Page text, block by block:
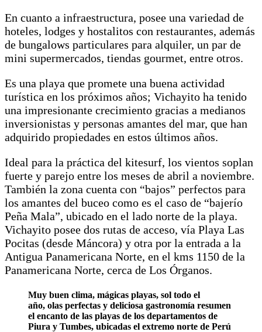
En cuanto a infraestructura, posee una variedad de
hoteles, lodges y hostalitos con restaurantes, además
de bungalows particulares para alquiler, un par de
mini supermercados, tiendas gourmet, entre otros.
Es una playa que promete una buena actividad
turística en los próximos años; Vichayito ha tenido
una impresionante crecimiento gracias a medianos
inversionistas y personas amantes del mar, que han
adquirido propiedades en estos últimos años.
Ideal para la práctica del kitesurf, los vientos soplan
fuerte y parejo entre los meses de abril a noviembre.
También la zona cuenta con “bajos” perfectos para
los amantes del buceo como es el caso de “bajerío
Peña Mala”, ubicado en el lado norte de la playa.
Vichayito posee dos rutas de acceso, vía Playa Las
Pocitas (desde Máncora) y otra por la entrada a la
Antigua Panamericana Norte, en el kms 1150 de la
Panamericana Norte, cerca de Los Órganos.
Muy buen clima, mágicas playas, sol todo el
año, olas perfectas y deliciosa gastronomía resumen
el encanto de las playas de los departamentos de
Piura y Tumbes, ubicadas el extremo norte de Perú